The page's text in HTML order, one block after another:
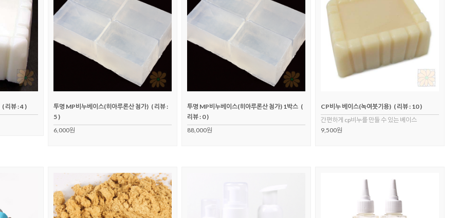
( 리뷰 : 4 )
투명 MP비누베이스(히아루론산 첨가) ( 리뷰 :
5 )
6,000원
투명 MP비누베이스(히아루론산 첨가) 1박스 (
리뷰 : 0 )
88,000원
CP비누 베이스(녹여붓기용) ( 리뷰 : 10 )
간편하게 cp비누를 만들 수 있는 베이스
9,500원